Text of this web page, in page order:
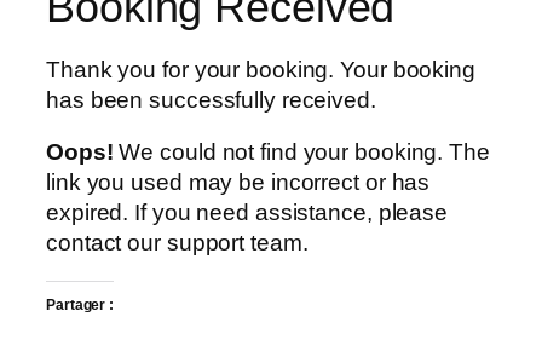
Thank you for your booking. Your booking
has been successfully received.
Oops! We could not find your booking. The
link you used may be incorrect or has
expired. If you need assistance, please
contact our support team.
Partager :